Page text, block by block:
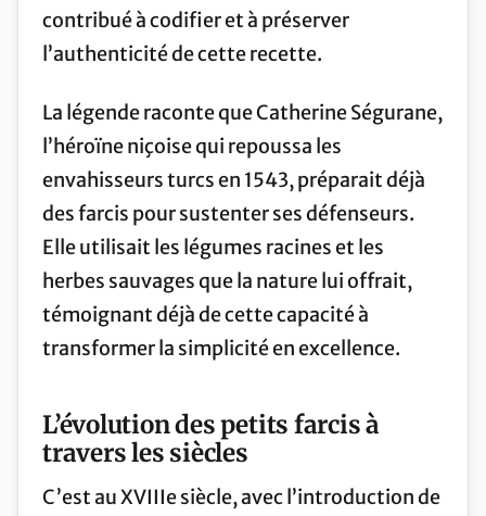
contribué à codifier et à préserver
l’authenticité de cette recette.
La légende raconte que Catherine Ségurane,
l’héroïne niçoise qui repoussa les
envahisseurs turcs en 1543, préparait déjà
des farcis pour sustenter ses défenseurs.
Elle utilisait les légumes racines et les
herbes sauvages que la nature lui offrait,
témoignant déjà de cette capacité à
transformer la simplicité en excellence.
L’évolution des petits farcis à
travers les siècles
C’est au XVIIIe siècle, avec l’introduction de